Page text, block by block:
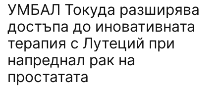
УМБАЛ Токуда разширява
достъпа до иновативната
терапия с Лутеций при
напреднал рак на
простатата